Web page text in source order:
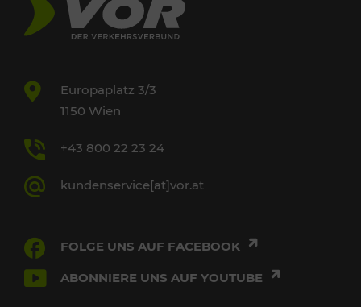
Europaplatz 3/3
1150 Wien
+43 800 22 23 24
kundenservice[at]vor.at
FOLGE UNS AUF FACEBOOK
ABONNIERE UNS AUF YOUTUBE